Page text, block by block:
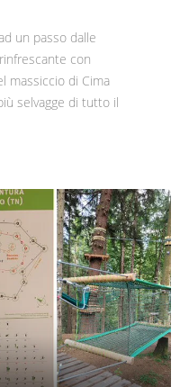
un passo dalle
con
massiccio di Cima
selvagge di tutto il